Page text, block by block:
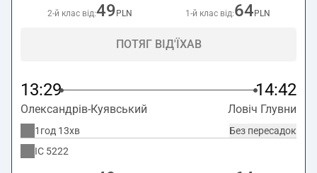
2-й клас від:49 PLN 1-й клас від:64 PLN
ПОТЯГ ВІД'ЇХАВ
13:29 14:42
Олександрів-Куявський Ловіч Глувни
Без пересадок
1год 13хв
IC 5222